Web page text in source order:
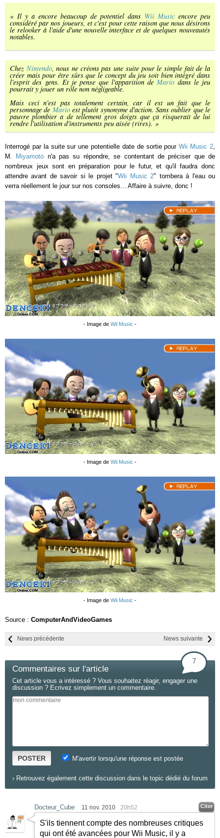
« Il y a encore beaucoup de potentiel dans Wii Music encore peu
considéré par nos joueurs, et c'est pour cette raison que nous désirons
le relooker à l'aide d'une nouvelle interface et de quelques nouveautés
notables.
Chez Nintendo, nous ne créons pas une suite pour le simple fait de la
créer mais pour être sûrs que le concept du jeu soit bien intégré dans
l'esprit des gens. Et je pense que l'apparition deMario dans le jeu
pourrait y jouer un rôle non négligeable.
Mais ceci n'est pas totalement certain, car il est un fait que le
personnage de Marioest plutôt synonyme d'action. Sans oublier que le
pauvre plombier a de tellement gros doigts que ça risquerait de lui
rendre l'utilisation d'instruments peu aisée(rires). »
Interrogé par la suite sur une potentielle date de sortie pourWii Music 2,
M.
Miyamoto n'a pas su répondre, se contentant de préciser que de
nombreux jeux sont en préparation pour le futur, et qu'il faudra donc
attendre avant de savoir si le projet "Wii Music 2" tombera à l'eau ou
verra réellement le jour sur nos consoles... Affaire à suivre, donc !
- Image de Wii Music -
- Image de Wii Music -
- Image de Wii Music -
Source : ComputerAndVideoGames
News suivante
News précédente
Commentaires sur l'article
7
Cet article vous a intéressé ? Vous souhaitez réagir, engager une
discussion ? Ecrivez simplement un commentaire.
POSTER M'avertir lorsqu'une réponse est postée
› Retrouvez également cette discussion dans le topic dédié du forum
Docteur_Cube 11 nov. 2010 20h52 Citer
S'ils tiennent compte des nombreuses critiques
qui ont été avancées pour Wii Music, il y a